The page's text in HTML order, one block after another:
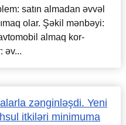
satın almadan əvvəl
olar. Şəkil mənbəyi:
almaq kor-
əv...
zənginləşdi. Yeni
itkiləri minimuma